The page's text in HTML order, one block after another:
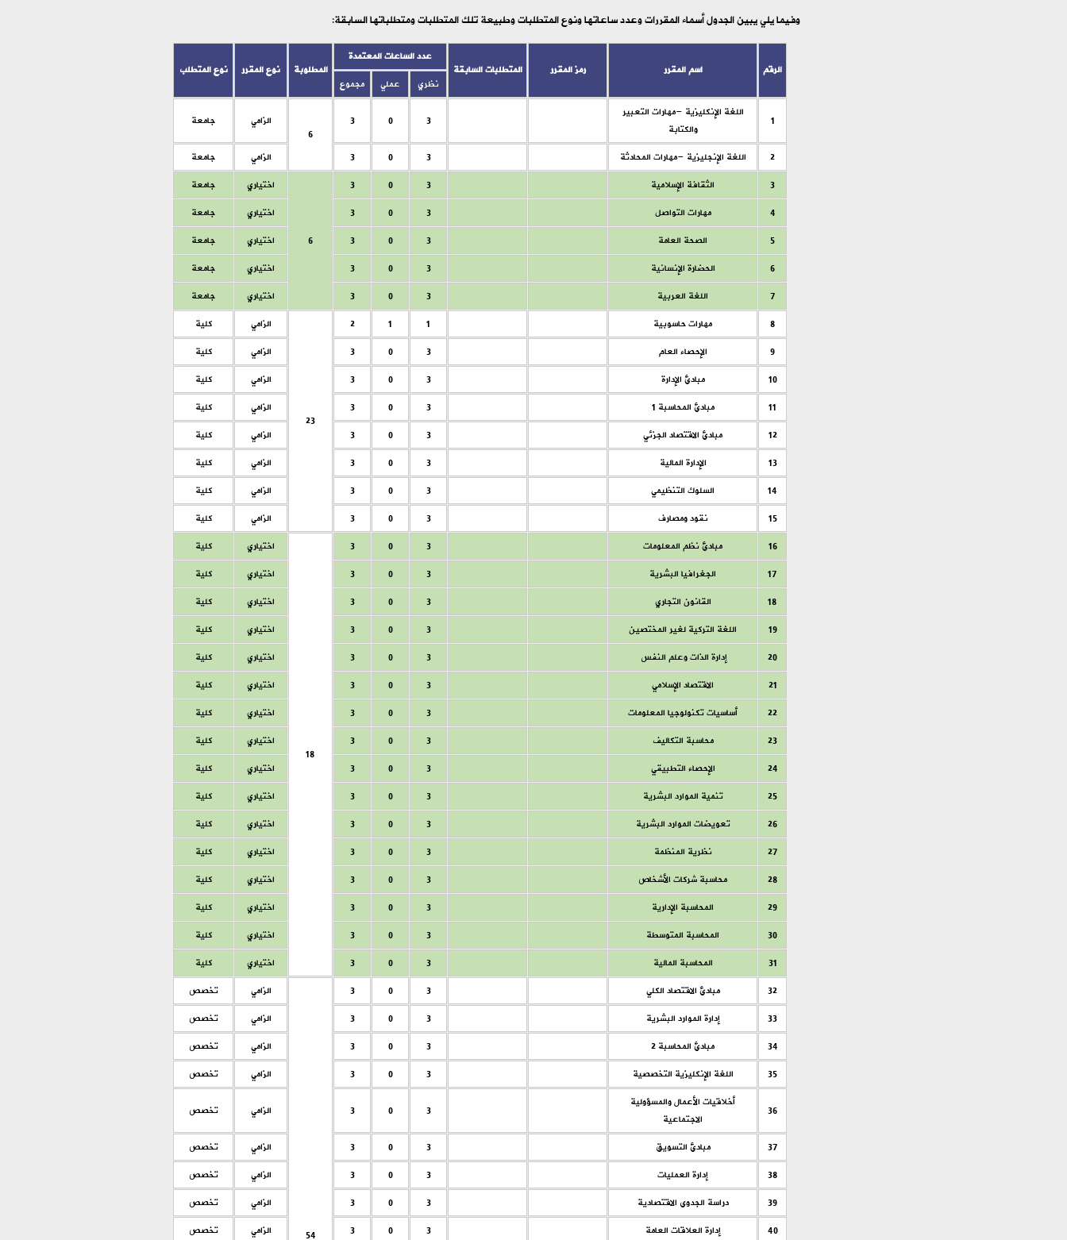
وفيما يلي يبين الجدول أسماء المقررات وعدد ساعاتها ونوع المتطلبات وطبيعة تلك المتطلبات ومتطلباتها السابقة:
الرقم اسم المقرر رمز المقرر المتطلبات السابقة
عدد الساعات المعتمدة
المطلوبة نوع المقرر
نوع المتطلب
نظري
عملي مجموع
1
اللغة الإنكليزية -مهارات التعبير
والكتابة
3
0
3
6
الزامي جامعة
2 اللغة الإنجليزية -مهارات المحادثة 3
0
3 الزامي
جامعة
3
الثقافة الإسلامية 3
0
3
6
اختياري
جامعة
4
مهارات التواصل 3
0
3 اختياري
جامعة
5
الصحة العامة 3
0
3 اختياري
جامعة
6
الحضارة الإنسانية 3
0
3 اختياري
جامعة
7
اللغة العربية 3
0
3 اختياري
جامعة
8
مهارات حاسوبية 1
1
2
23
الزامي
كلية
9
الإحصاء العام 3
0
3 الزامي
كلية
10
مبادئ الإدارة 3
0
3 الزامي
كلية
11
مبادئ المحاسبة 1 3
0
3 الزامي
كلية
12
مبادئ الاقتصاد الجزئي 3
0
3 الزامي
كلية
13
الإدارة المالية 3
0
3 الزامي
كلية
14
السلوك التنظيمي 3
0
3 الزامي
كلية
15
نقود ومصارف 3
0
3 الزامي
كلية
16
مبادئ نظم المعلومات 3
0
3
18
اختياري
كلية
17
الجغرافيا البشرية 3
0
3 اختياري
كلية
18
القانون التجاري 3
0
3 اختياري
كلية
19
اللغة التركية لغير المختصين 3
0
3 اختياري
كلية
20
إدارة الذات وعلم النفس 3
0
3 اختياري
كلية
21
الاقتصاد الإسلامي 3
0
3 اختياري
كلية
22
أساسيات تكنولوجيا المعلومات 3
0
3 اختياري
كلية
23
محاسبة التكاليف 3
0
3 اختياري
كلية
24
الإحصاء التطبيقي 3
0
3 اختياري
كلية
25
تنمية الموارد البشرية 3
0
3 اختياري
كلية
26
تعويضات الموارد البشرية 3
0
3 اختياري
كلية
27
نظرية المنظمة 3
0
3 اختياري
كلية
28
محاسبة شركات الأشخاص 3
0
3 اختياري
كلية
29
المحاسبة الإدارية 3
0
3 اختياري
كلية
30
المحاسبة المتوسطة 3
0
3 اختياري
كلية
31
المحاسبة المالية 3
0
3 اختياري
كلية
32
مبادئ الاقتصاد الكلي 3
0
3
54
الزامي
تخصص
33
إدارة الموارد البشرية 3
0
3 الزامي
تخصص
34
مبادئ المحاسبة 2 3
0
3 الزامي
تخصص
35
اللغة الإنكليزية التخصصية 3
0
3 الزامي تخصص
36
أخلاقيات الأعمال والمسؤولية
الاجتماعية
3
0
3 الزامي تخصص
37 مبادئ التسويق 3
0
3 الزامي
تخصص
38
إدارة العمليات 3
0
3 الزامي
تخصص
39
دراسة الجدوى الاقتصادية 3
0
3 الزامي
تخصص
40
إدارة العلاقات العامة 3
0
3 الزامي
تخصص